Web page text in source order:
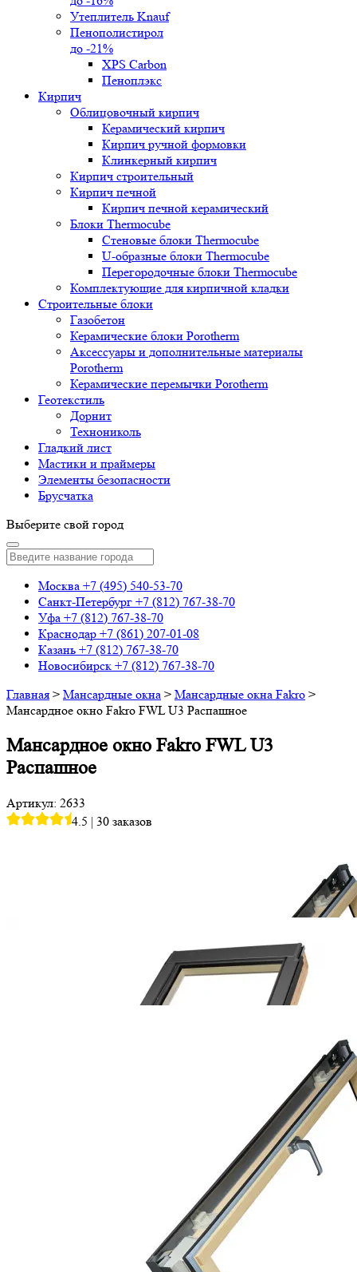
Утеплитель Knauf
Пенополистирол
до -21%
XPS Carbon
Пеноплэкс
Кирпич
Облицовочный кирпич
Керамический кирпич
Кирпич ручной формовки
Клинкерный кирпич
Кирпич строительный
Кирпич печной
Кирпич печной керамический
Блоки Thermocube
Стеновые блоки Thermocube
U-образные блоки Thermocube
Перегородочные блоки Thermocube
Комплектующие для кирпичной кладки
Строительные блоки
Газобетон
Керамические блоки Porotherm
Аксессуары и дополнительные материалы
Porotherm
Керамические перемычки Porotherm
Геотекстиль
Дорнит
Технониколь
Гладкий лист
Мастики и праймеры
Элементы безопасности
Брусчатка
Выберите свой город
Москва +7 (495) 540-53-70
Санкт-Петербург +7 (812) 767-38-70
Уфа +7 (812) 767-38-70
Краснодар +7 (861) 207-01-08
Казань +7 (812) 767-38-70
Новосибирск +7 (812) 767-38-70
Главная > Мансардные окна > Мансардные окна Fakro >
Мансардное окно Fakro FWL U3 Распашное
Мансардное окно Fakro FWL U3
Распашное
Артикул: 2633
4.5 | 30 заказов